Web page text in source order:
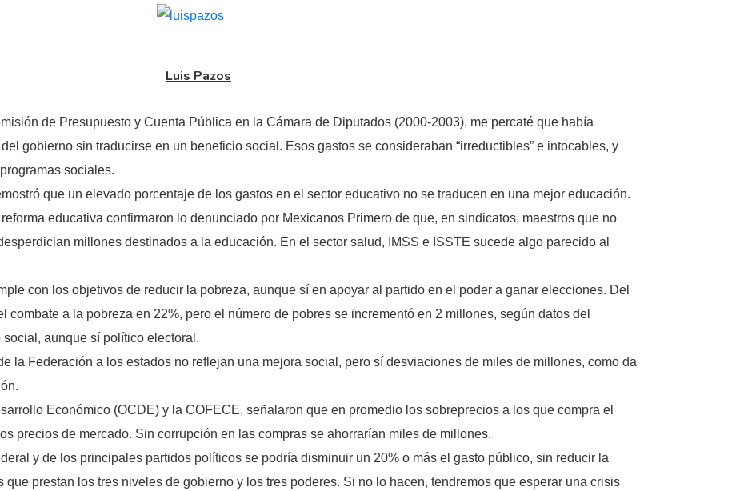
Luis Pazos
de Presupuesto y Cuenta Pública en la Cámara de Diputados (2000-2003), me percaté que había
gobierno sin traducirse en un beneficio social. Esos gastos se consideraban “irreductibles” e intocables, y
sociales.
que un elevado porcentaje de los gastos en el sector educativo no se traducen en una mejor educación.
educativa confirmaron lo denunciado por Mexicanos Primero de que, en sindicatos, maestros que no
millones destinados a la educación. En el sector salud, IMSS e ISSTE sucede algo parecido al
con los objetivos de reducir la pobreza, aunque sí en apoyar al partido en el poder a ganar elecciones. Del
combate a la pobreza en 22%, pero el número de pobres se incrementó en 2 millones, según datos del
aunque sí político electoral.
la Federación a los estados no reflejan una mejora social, pero sí desviaciones de miles de millones, como da
Económico (OCDE) y la COFECE, señalaron que en promedio los sobreprecios a los que compra el
precios de mercado. Sin corrupción en las compras se ahorrarían miles de millones.
y de los principales partidos políticos se podría disminuir un 20% o más el gasto público, sin reducir la
prestan los tres niveles de gobierno y los tres poderes. Si no lo hacen, tendremos que esperar una crisis